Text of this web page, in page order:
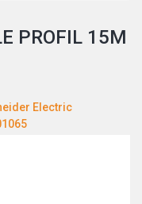
PROFIL 15M
Electric